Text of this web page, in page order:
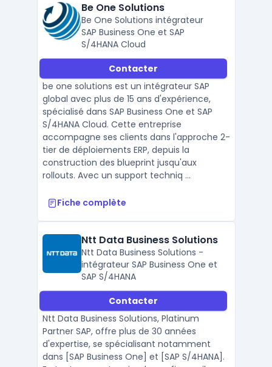
Be One Solutions
Be One Solutions intégrateur
SAP Business One et SAP
S/4HANA Cloud
Contacter
be one solutions est un intégrateur SAP
global avec plus de 15 ans d'expérience,
spécialisé dans SAP Business One et SAP
S/4HANA Cloud. Cette entreprise
accompagne ses clients dans l'approche 2-
tier de déploiements ERP, depuis la
construction des blueprint jusqu'aux
rollouts. Avec un support techniq ...
Fiche complète
Ntt Data Business Solutions
Ntt Data Business Solutions -
intégrateur SAP Business One et
SAP S/4HANA
Contacter
Ntt Data Business Solutions, Platinum
Partner SAP, offre plus de 30 années
d'expertise, se spécialisant notamment
dans [SAP Business One] et [SAP S/4HANA].